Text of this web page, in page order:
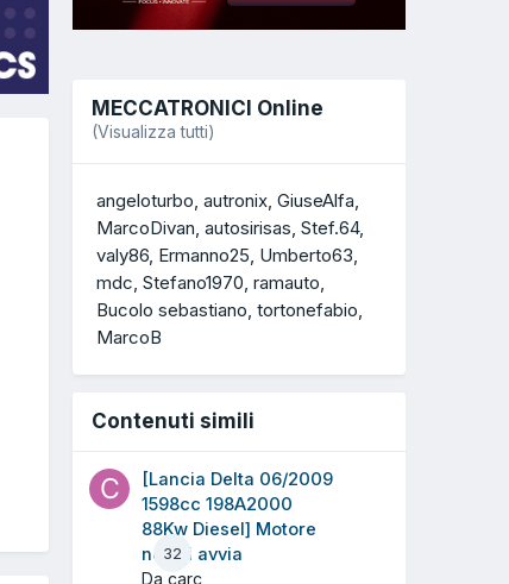
MECCATRONICI Online
(Visualizza tutti)
angeloturbo autronix GiuseAlfa
MarcoDivan autosirisas Stef.64
valy86 Ermanno25 Umberto63
mdc Stefano1970 ramauto
Bucolo sebastiano tortonefabio
MarcoB
Contenuti simili
32
[Lancia Delta 06/2009
1598cc 198A2000
88Kw Diesel] Motore
non si avvia
Da carc